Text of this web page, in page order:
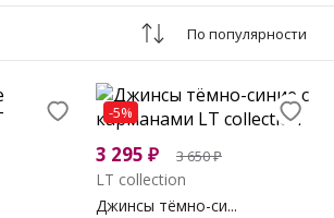
По популярности
-5%
3 295 ₽ 3 650₽
LT collection
Джинсы тёмно-си...